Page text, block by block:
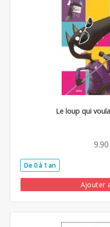
Le loup qui
De 0 à 1 an
Ajouter